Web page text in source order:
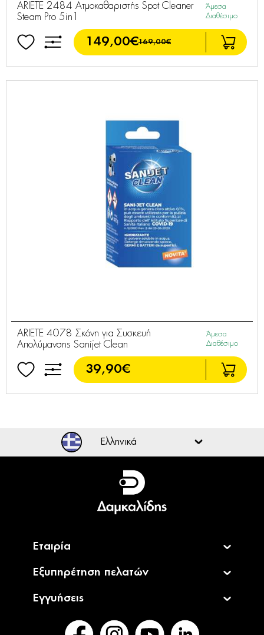
ARIETE 2484 Ατμοκαθαριστής Spot Cleaner
Steam Pro 5in1
Άμεσα
Διαθέσιμο
149,00€169,00€
ARIETE 4078 Σκόνη για Συσκευή
Απολύμανσης Sanijet Clean
Άμεσα
Διαθέσιμο
39,90€